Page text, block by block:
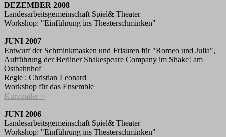
DEZEMBER 2008
Landesarbeitsgemeinschaft Spiel& Theater
Workshop: "Einführung ins Theaterschminken"
JUNI 2007
Entwurf der Schminkmasken und Frisuren für "Romeo und Julia",
Aufführung der Berliner Shakespeare Company im Shake! am
Ostbahnhof
Regie : Christian Leonard
Workshop für das Ensemble
Kurztrailer >
JUNI 2006
Landesarbeitsgemeinschaft Spiel& Theater
Workshop: "Einführung ins Theaterschminken"